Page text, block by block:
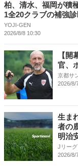
柏、清水、福岡が
1全20クラブの補強診
YOJI-GEN
2026/8/8 10:30
【
官、
京都サ
2026/8/
生ま
者の
明治
Jリーグ
2026/8/